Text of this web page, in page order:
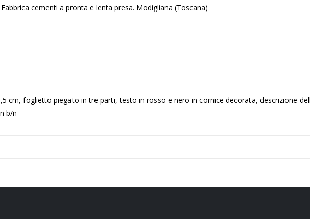
Fabbrica cementi a pronta e lenta presa. Modigliana (Toscana)
cm, foglietto piegato in tre parti, testo in rosso e nero in cornice decorata, descrizione
b/n